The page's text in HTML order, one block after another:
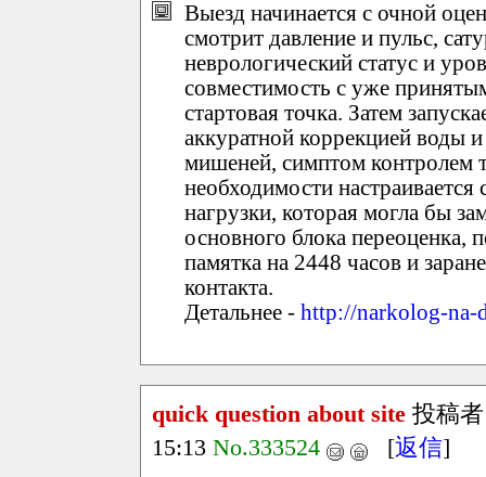
Выезд начинается с очной
смотрит давление и пульс,
неврологический статус и
совместимость с уже
стартовая точка. Затем
аккуратной коррекцией воды
мишеней, симптом
необходимости
нагрузки, которая могла бы
основного блока переоценка,
памятка на 2448 часов и
контакта.
Детальнее - http://narkolog-na-
quick question about site 投稿
15:13 No.333524 [返信]